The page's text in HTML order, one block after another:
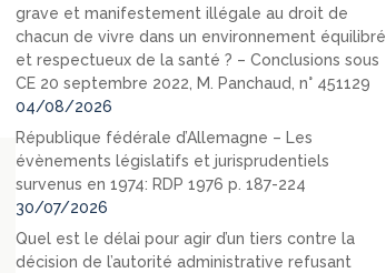
grave et manifestement illégale au droit de
chacun de vivre dans un environnement équilibré
et respectueux de la santé ? – Conclusions sous
CE 20 septembre 2022, M. Panchaud, n° 451129
04/08/2026
République fédérale d’Allemagne – Les
évènements législatifs et jurisprudentiels
survenus en 1974: RDP 1976 p. 187-224
30/07/2026
Quel est le délai pour agir d’un tiers contre la
décision de l’autorité administrative refusant